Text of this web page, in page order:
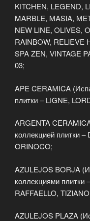
KITCHEN, LEGEND,
MARBLE, MASIA,
NEW LINE, OLIVES,
RAINBOW, RELIEVE
SPA ZEN, VINTAGE
03;
APE CERAMICA
плитки – LIGNE,
ARGENTA
коллекцией плитки
ORINOCO;
AZULEJOS BORJA
коллекциями плитки
RAFFAELLO,
AZULEJOS PLAZA